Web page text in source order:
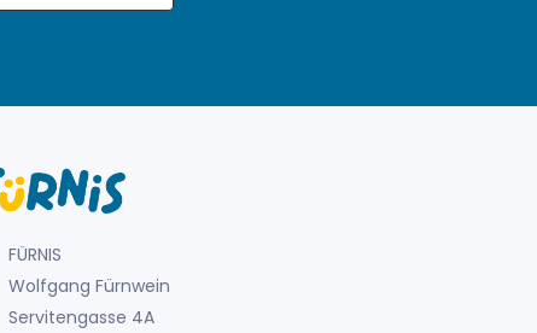
FÜRNIS
Wolfgang Fürnwein
Servitengasse 4A